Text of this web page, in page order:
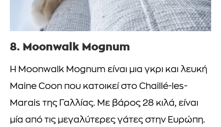
8. Moonwalk Mognum
Η Moonwalk Mognum είναι μια γκρι και λευκή
Maine Coon που κατοικεί στο Chaillé-les-
Marais της Γαλλίας. Με βάρος 28 κιλά, είναι
μία από τις μεγαλύτερες γάτες στην Ευρώπη.